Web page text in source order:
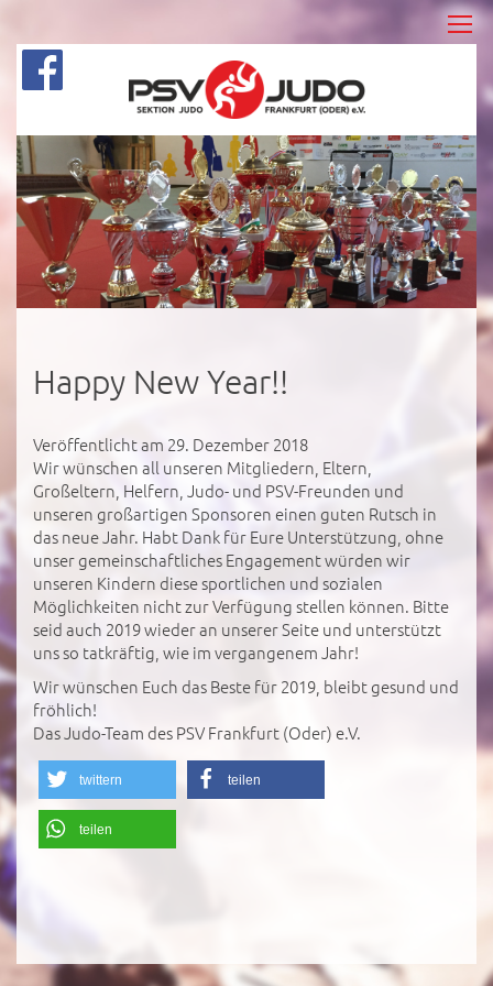
Happy New Year!!
Veröffentlicht am 29. Dezember 2018
Wir wünschen all unseren Mitgliedern, Eltern,
Großeltern, Helfern, Judo- und PSV-Freunden und
unseren großartigen Sponsoren einen guten Rutsch in
das neue Jahr. Habt Dank für Eure Unterstützung, ohne
unser gemeinschaftliches Engagement würden wir
unseren Kindern diese sportlichen und sozialen
Möglichkeiten nicht zur Verfügung stellen können. Bitte
seid auch 2019 wieder an unserer Seite und unterstützt
uns so tatkräftig, wie im vergangenem Jahr!
Wir wünschen Euch das Beste für 2019, bleibt gesund und
fröhlich!
Das Judo-Team des PSV Frankfurt (Oder) e.V.
twittern teilen
teilen